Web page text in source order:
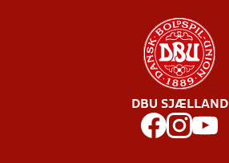
DBU SJÆLLAND